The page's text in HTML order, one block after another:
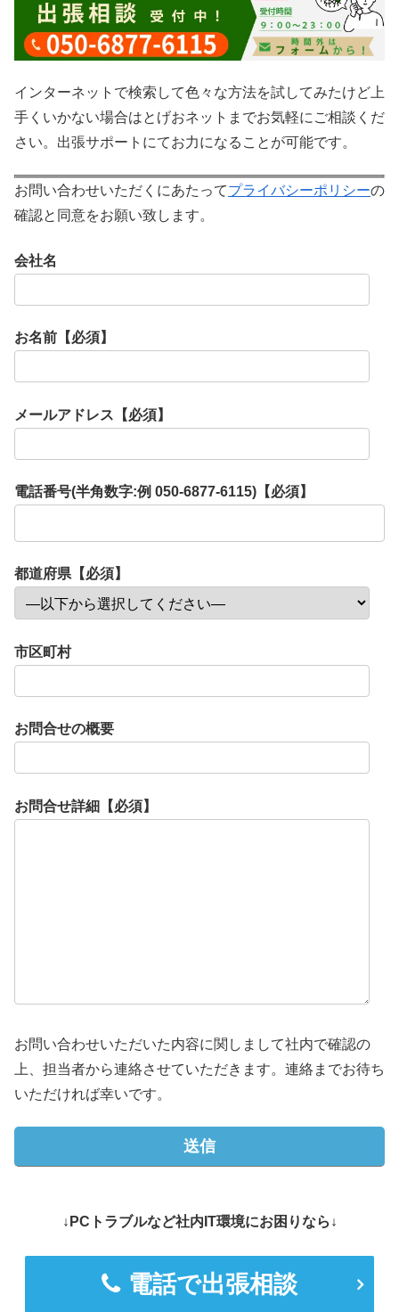
インターネットで検索して色々な方法を試してみたけど上
手くいかない場合はとげおネットまでお気軽にご相談くだ
さい。出張サポートにてお力になることが可能です。
お問い合わせいただくにあたってプライバシーポリシーの
確認と同意をお願い致します。
会社名
お名前【必須】
メールアドレス【必須】
電話番号(半角数字:例 050-6877-6115)【必須】
都道府県【必須】
市区町村
お問合せの概要
お問合せ詳細【必須】
お問い合わせいただいた内容に関しまして社内で確認の
上、担当者から連絡させていただきます。連絡までお待ち
いただければ幸いです。
↓PCトラブルなど社内IT環境にお困りなら↓
電話で出張相談